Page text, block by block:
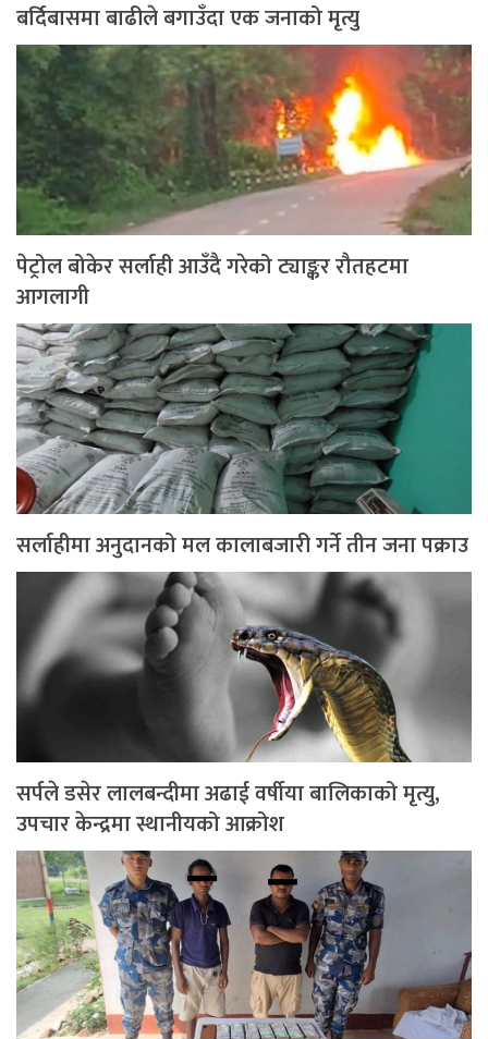
बर्दिबासमा बाढीले बगाउँदा एक जनाको मृत्यु
पेट्रोल बोकेर सर्लाही आउँदै गरेको ट्याङ्कर रौतहटमा
आगलागी
सर्लाहीमा अनुदानको मल कालाबजारी गर्ने तीन जना पक्राउ
सर्पले डसेर लालबन्दीमा अढाई वर्षीया बालिकाको मृत्यु,
उपचार केन्द्रमा स्थानीयको आक्रोश